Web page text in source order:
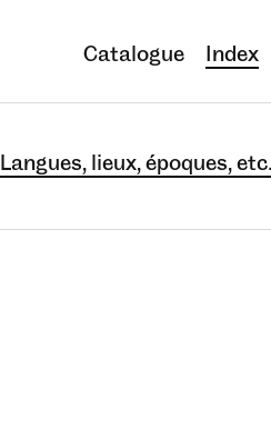
Catalogue Index
Langues, lieux, époques, etc.